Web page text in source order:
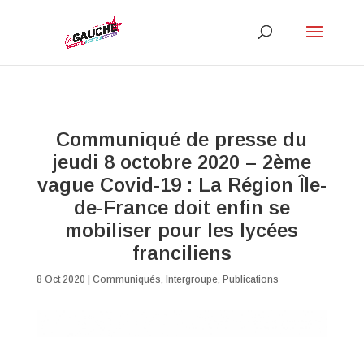
Communiqué de presse du
jeudi 8 octobre 2020 – 2ème
vague Covid-19 : La Région Île-
de-France doit enfin se
mobiliser pour les lycées
franciliens
8 Oct 2020 Communiqués, Intergroupe, Publications